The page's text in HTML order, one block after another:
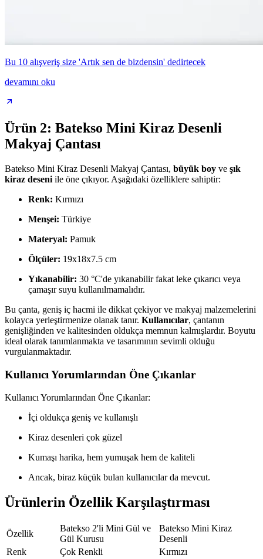
Bu 10 alışveriş size 'Artık sen de bizdensin' dedirtecek
devamını oku
Ürün 2: Batekso Mini Kiraz Desenli
Makyaj Çantası
Batekso Mini Kiraz Desenli Makyaj Çantası, büyük boy ve şık
kiraz deseni ile öne çıkıyor. Aşağıdaki özelliklere sahiptir:
Renk: Kırmızı
Menşei: Türkiye
Materyal: Pamuk
Ölçüler: 19x18x7.5 cm
Yıkanabilir: 30 °C'de yıkanabilir fakat leke çıkarıcı veya
çamaşır suyu kullanılmamalıdır.
Bu çanta, geniş iç hacmi ile dikkat çekiyor ve makyaj malzemelerini
kolayca yerleştirmenize olanak tanır. Kullanıcılar, çantanın
genişliğinden ve kalitesinden oldukça memnun kalmışlardır. Boyutu
ideal olarak tanımlanmakta ve tasarımının sevimli olduğu
vurgulanmaktadır.
Kullanıcı Yorumlarından Öne Çıkanlar
Kullanıcı Yorumlarından Öne Çıkanlar:
İçi oldukça geniş ve kullanışlı
Kiraz desenleri çok güzel
Kumaşı harika, hem yumuşak hem de kaliteli
Ancak, biraz küçük bulan kullanıcılar da mevcut.
Ürünlerin Özellik Karşılaştırması
Özellik
Batekso 2'li Mini Gül ve
Gül Kurusu
Batekso Mini Kiraz
Desenli
Renk
Çok Renkli
Kırmızı